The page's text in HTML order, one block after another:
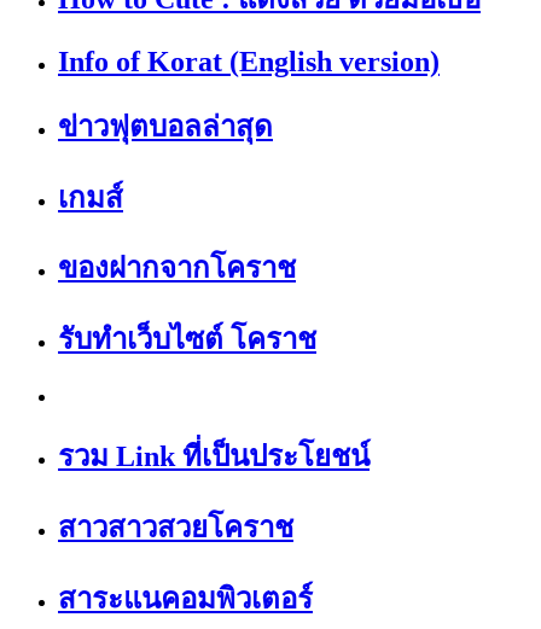
Info of Korat (English version)
ข่าวฟุตบอลล่าสุด
เกมส์
ของฝากจากโคราช
รับทำเว็บไซต์ โคราช
รวม Link ที่เป็นประโยชน์
สาวสาวสวยโคราช
สาระแนคอมพิวเตอร์